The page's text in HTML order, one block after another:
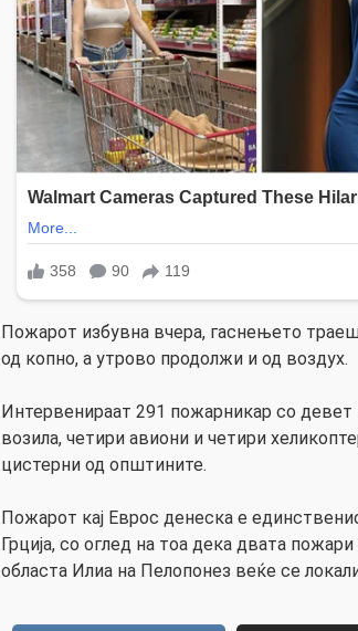
Пожарот избувна вчера, гаснењето
од копно, а утрово продолжи и од воздух.
Интервенираат 291 пожарникар со
возила, четири авиони и четири
цистерни од општините.
Пожарот кај Еврос денеска е
Грција, со оглед на тоа дека двата
областа Илиа на Пелопонез веќе се